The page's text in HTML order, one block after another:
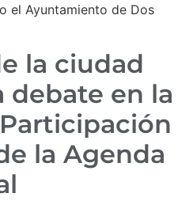
el Ayuntamiento de Dos
la ciudad
debate en la
la Agenda